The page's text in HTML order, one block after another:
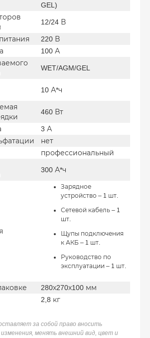
GEL)
12/24 В
220 В
100 А
WET/AGM/GEL
10 А*ч
460 Вт
3 А
нет
профессиональный
300 А*ч
Зарядное
устройство – 1 шт.
Сетевой кабель – 1
шт.
Щупы подключения
к АКБ – 1 шт.
Руководство по
эксплуатации – 1 шт.
280х270х100 мм
2,8 кг
за собой право вносить
менять внешний вид, цвет и